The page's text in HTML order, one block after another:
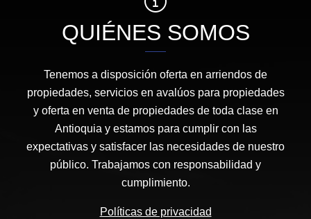
QUIÉNES SOMOS
Tenemos a disposición oferta en arriendos de
propiedades, servicios en avalúos para propiedades
y oferta en venta de propiedades de toda clase en
Antioquia y estamos para cumplir con las
expectativas y satisfacer las necesidades de nuestro
público. Trabajamos con responsabilidad y
cumplimiento.
Políticas de privacidad